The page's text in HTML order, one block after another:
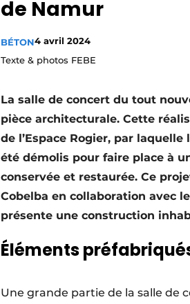
Termes et conditions
Video’s
de Namur
BÉTON4 avril 2024
Texte & photos FEBE
La salle de concert du tout
pièce architecturale. Cette
de l’Espace Rogier, par
été démolis pour faire place à
conservée et restaurée. Ce
Cobelba en collaboration avec
présente une construction
Éléments
Une grande partie de la salle de